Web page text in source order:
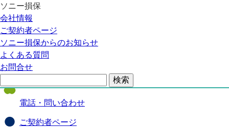
ソニー損保
会社情報
ご契約者ページ
ソニー損保からのお知らせ
よくある質問
お問合せ
自動車保険
医療保険
火災保険
海外旅行保険
電話・問い合わせ
ご契約者ページ